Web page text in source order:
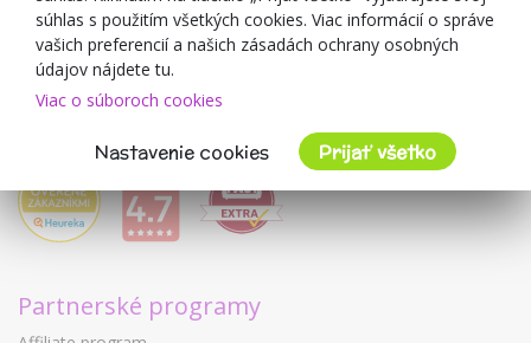
Obchodné podmienky
Ochrana osobných údajov GDPR
Kontakty
Spolupracujeme
Partnerské programy
súhlas s použitím všetkých cookies. Viac informácií o správe
vašich preferencií a našich zásadách ochrany osobných
údajov nájdete tu.
Viac o súboroch cookies
Nastavenie cookies Prijať všetko